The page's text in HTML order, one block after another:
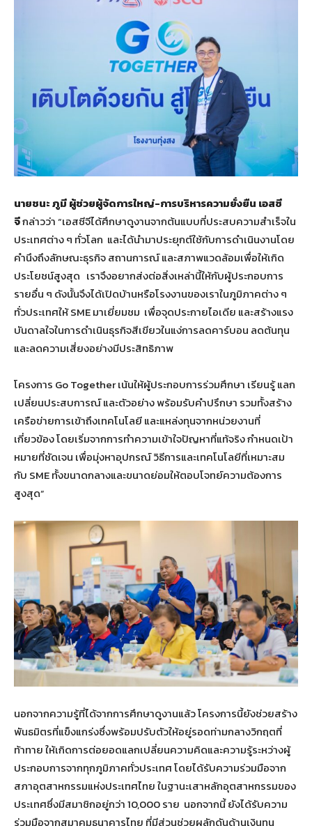
นายชนะ ภูมี ผู้ช่วยผู้จัดการใหญ่-การบริหารความยั่งยืน เอสซี
จีกล่าวว่า “เอสซีจีได้ศึกษาดูงานจากต้นแบบที่ประสบความสำเร็จใน
ประเทศต่าง ๆ ทั่วโลก และได้นำมาประยุกต์ใช้กับการดำเนินงานโดย
คำนึงถึงลักษณะธุรกิจ สถานการณ์ และสภาพแวดล้อมเพื่อให้เกิด
ประโยชน์สูงสุด เราจึงอยากส่งต่อสิ่งเหล่านี้ให้กับผู้ประกอบการ
รายอื่น ๆ ดังนั้นจึงได้เปิดบ้านหรือโรงงานของเราในภูมิภาคต่าง ๆ
ทั่วประเทศให้ SME มาเยี่ยมชม เพื่อจุดประกายไอเดีย และสร้างแรง
บันดาลใจในการดำเนินธุรกิจสีเขียวในแง่การลดคาร์บอน ลดต้นทุน
และลดความเสี่ยงอย่างมีประสิทธิภาพ
โครงการ Go Together เน้นให้ผู้ประกอบการร่วมศึกษา เรียนรู้ แลก
เปลี่ยนประสบการณ์ และตัวอย่าง พร้อมรับคำปรึกษา รวมทั้งสร้าง
เครือข่ายการเข้าถึงเทคโนโลยี และแหล่งทุนจากหน่วยงานที่
เกี่ยวข้อง โดยเริ่มจากการทำความเข้าใจปัญหาที่แท้จริง กำหนดเป้า
หมายที่ชัดเจน เพื่อมุ่งหาอุปกรณ์ วิธีการและเทคโนโลยีที่เหมาะสม
กับ SME ทั้งขนาดกลางและขนาดย่อมให้ตอบโจทย์ความต้องการ
สูงสุด”
นอกจากความรู้ที่ได้จากการศึกษาดูงานแล้ว โครงการนี้ยังช่วยสร้าง
พันธมิตรที่แข็งแกร่งซึ่งพร้อมปรับตัวให้อยู่รอดท่ามกลางวิกฤตที่
ท้าทาย ให้เกิดการต่อยอดแลกเปลี่ยนความคิดและความรู้ระหว่างผู้
ประกอบการจากทุกภูมิภาคทั่วประเทศ โดยได้รับความร่วมมือจาก
สภาอุตสาหกรรมแห่งประเทศไทย ในฐานะเสาหลักอุตสาหกรรมของ
ประเทศซึ่งมีสมาชิกอยู่กว่า 10,000 ราย นอกจากนี้ ยังได้รับความ
ร่วมมือจากสมาคมธนาคารไทย ที่มีส่วนช่วยผลักดันด้านเงินทุน